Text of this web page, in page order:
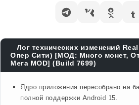
Лог технических изменений
Опер Сити) [МОД: Много монет,
Мега MOD] (Build 7699)
Ядро приложения пересобрано на
полной поддержки Android 15.